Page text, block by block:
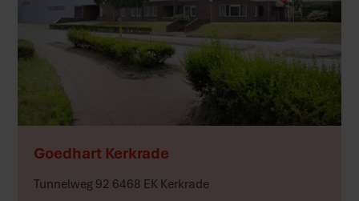
Goedhart Kerkrade
Tunnelweg 92 6468 EK Kerkrade